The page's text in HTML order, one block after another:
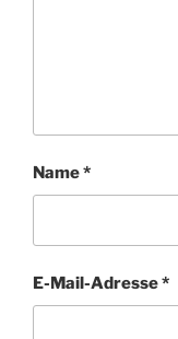
Name*
E-Mail-Adresse*